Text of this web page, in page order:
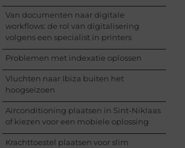
Van documenten naar digitale
workflows: de rol van digitalisering
volgens een specialist in printers
Problemen met indexatie oplossen
Vluchten naar Ibiza buiten het
hoogseizoen
Airconditioning plaatsen in Sint-Niklaas
of kiezen voor een mobiele oplossing
Krachttoestel plaatsen voor slim